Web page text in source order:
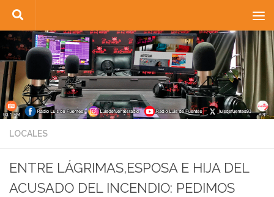
Saltar al contenido
LOCALES
ENTRE LÁGRIMAS,ESPOSA E HIJA DEL
ACUSADO DEL INCENDIO: PEDIMOS